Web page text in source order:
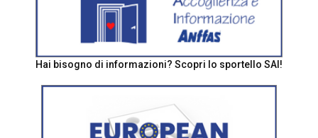
Hai bisogno di informazioni? Scopri lo sportello SAI!